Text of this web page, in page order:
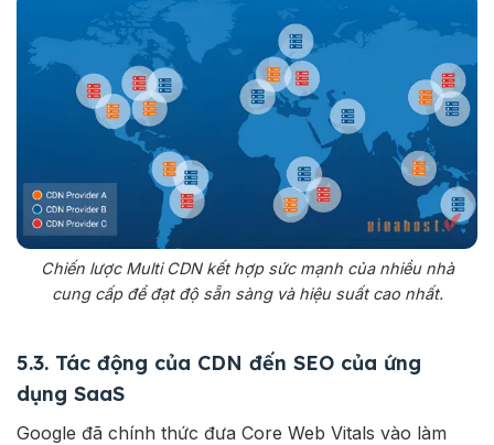
Chiến lược Multi CDN kết hợp sức mạnh của nhiều nhà
cung cấp để đạt độ sẵn sàng và hiệu suất cao nhất.
5.3. Tác động của CDN đến SEO của ứng
dụng SaaS
Google đã chính thức đưa Core Web Vitals vào làm